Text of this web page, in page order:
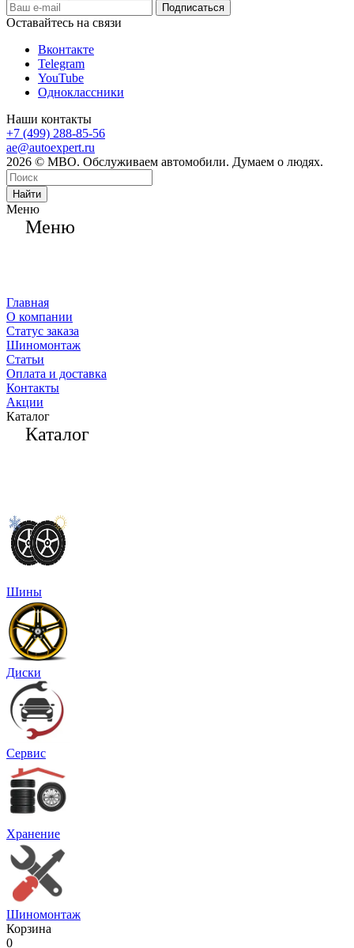
Оставайтесь на связи
Вконтакте
Telegram
YouTube
Одноклассники
Наши контакты
+7 (499) 288-85-56
ae@autoexpert.ru
2026 © МВО. Обслуживаем автомобили. Думаем о людях.
Найти
Меню
Меню
Главная
О компании
Статус заказа
Шиномонтаж
Статьи
Оплата и доставка
Контакты
Акции
Каталог
Каталог
Шины
Диски
Сервис
Хранение
Шиномонтаж
Корзина
0